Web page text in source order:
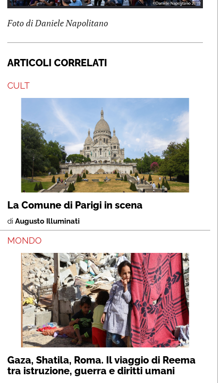
Foto di Daniele Napolitano
ARTICOLI CORRELATI
CULT
La Comune di Parigi in scena
di Augusto Illuminati
MONDO
Gaza, Shatila, Roma. Il viaggio di Reema
tra istruzione, guerra e diritti umani